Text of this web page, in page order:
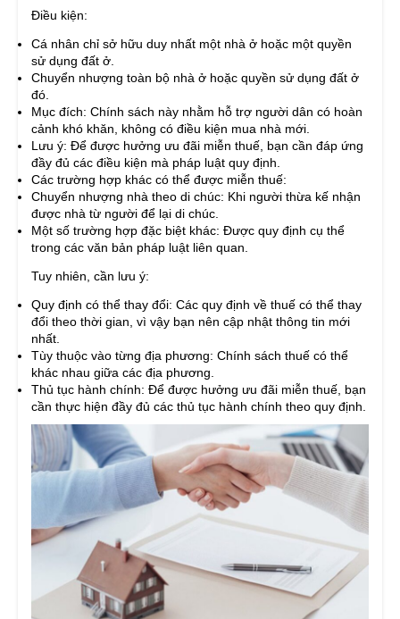
Điều kiện:
Cá nhân chỉ sở hữu duy nhất một nhà ở hoặc một quyền
sử dụng đất ở.
Chuyển nhượng toàn bộ nhà ở hoặc quyền sử dụng đất ở
đó.
Mục đích: Chính sách này nhằm hỗ trợ người dân có hoàn
cảnh khó khăn, không có điều kiện mua nhà mới.
Lưu ý: Để được hưởng ưu đãi miễn thuế, bạn cần đáp ứng
đầy đủ các điều kiện mà pháp luật quy định.
Các trường hợp khác có thể được miễn thuế:
Chuyển nhượng nhà theo di chúc: Khi người thừa kế nhận
được nhà từ người để lại di chúc.
Một số trường hợp đặc biệt khác: Được quy định cụ thể
trong các văn bản pháp luật liên quan.
Tuy nhiên, cần lưu ý:
Quy định có thể thay đổi: Các quy định về thuế có thể thay
đổi theo thời gian, vì vậy bạn nên cập nhật thông tin mới
nhất.
Tùy thuộc vào từng địa phương: Chính sách thuế có thể
khác nhau giữa các địa phương.
Thủ tục hành chính: Để được hưởng ưu đãi miễn thuế, bạn
cần thực hiện đầy đủ các thủ tục hành chính theo quy định.